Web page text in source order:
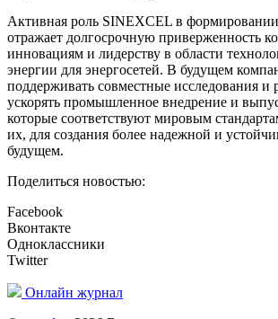
Активная роль SINEXCEL в формировании
отражает долгосрочную приверженность
инновациям и лидерству в области
энергии для энергосетей. В будущем
поддерживать совместные исследования и
ускорять промышленное внедрение и
которые соответствуют мировым
их, для создания более надежной и
будущем.
Поделиться новостью:
Facebook
Вконтакте
Одноклассники
Twitter
Онлайн журнал